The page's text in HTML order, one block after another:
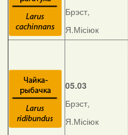
Брэст,
Я.Місіюк
05.03
Брэст,
Я.Місіюк